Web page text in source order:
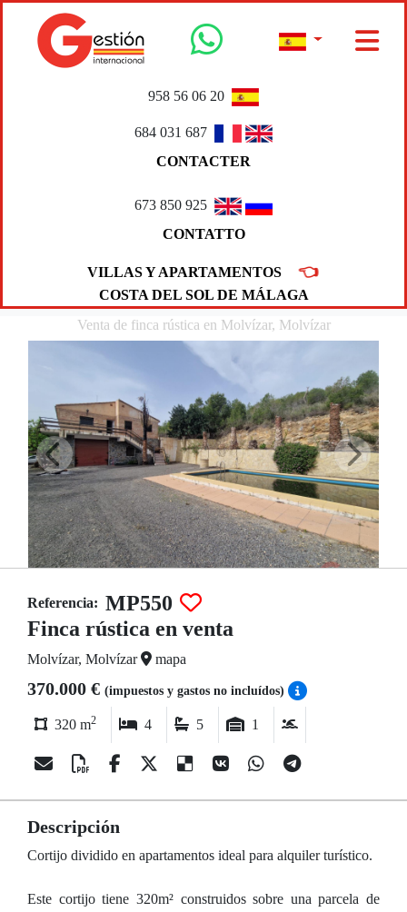
958 56 06 20
684 031 687
CONTACTER
673 850 925
CONTATTO
VILLAS Y APARTAMENTOS 👈
COSTA DEL SOL DE MÁLAGA
Venta de finca rústica en Molvízar, Molvízar
Referencia: MP550
Finca rústica en venta
Molvízar, Molvízar mapa
370.000 € (impuestos y gastos no incluídos)
320 m2 4 5 1
Descripción
Cortijo dividido en apartamentos ideal para alquiler turístico.
Este cortijo tiene 320m² construidos sobre una parcela de